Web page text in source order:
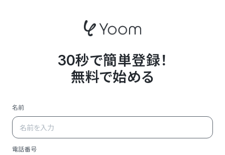
30秒で簡単登録！
無料で始める
名前
電話番号